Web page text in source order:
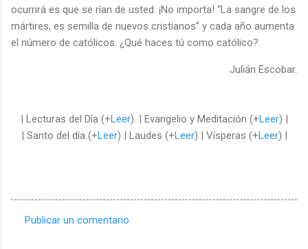
ocurrirá es que se rían de usted. ¡No importa! “La sangre de los
mártires, es semilla de nuevos cristianos” y cada año aumenta
el número de católicos. ¿Qué haces tú como católico?
Julián Escobar.
| Lecturas del Día (+Leer). | Evangelio y Meditación (+Leer) |
| Santo del día (+Leer) | Laudes (+Leer) | Vísperas (+Leer) |
Publicar un comentario